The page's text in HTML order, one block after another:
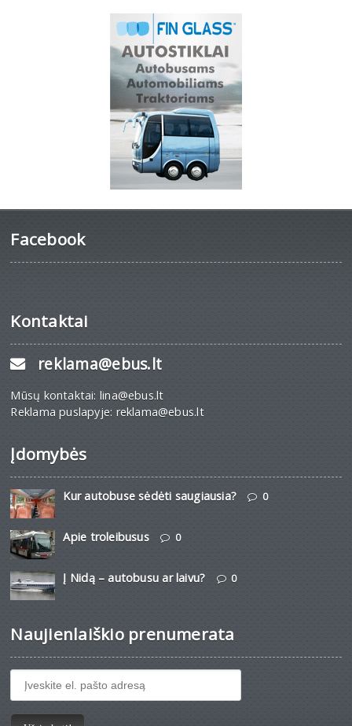
Facebook
Kontaktai
reklama@ebus.lt
Mūsų kontaktai: lina@ebus.lt
Reklama puslapyje: reklama@ebus.lt
Įdomybės
Kur autobuse sėdėti saugiausia? 0
Apie troleibusus 0
Į Nidą – autobusu ar laivu? 0
Naujienlaiškio prenumerata